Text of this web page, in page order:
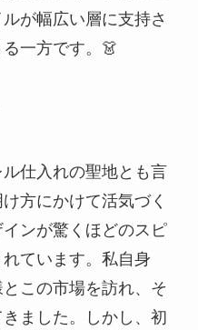
が幅広い層に支持さ
一方です。👗
仕入れの聖地とも言
方にかけて活気づく
ンが驚くほどのスピ
ています。私自身
この市場を訪れ、そ
ました。しかし、初